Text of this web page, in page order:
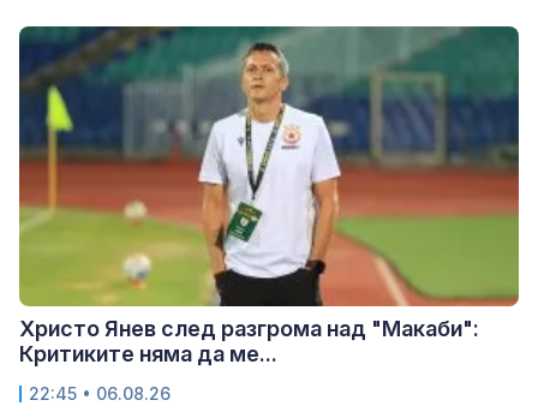
Христо Янев след разгрома над "Макаби":
Критиките няма да ме...
22:45 • 06.08.26